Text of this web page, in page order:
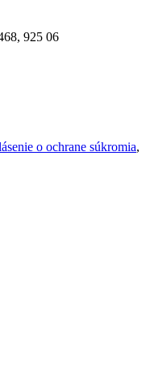
925 06
o ochrane súkromia,